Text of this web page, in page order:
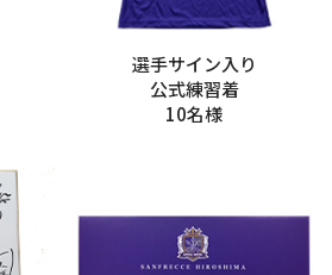
選手サイン入り
公式練習着
10名様